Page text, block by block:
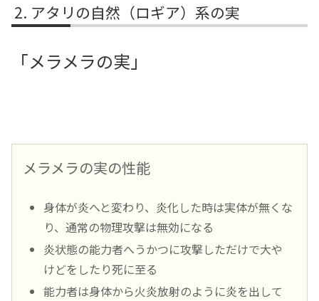
アタリの自然（ロギア）系の実
「メラメラの実」
メラメラの実の性能
身体が炎へと変わり、炎化した時は実体が無くな
り、通常の物理攻撃は無効になる
炎状態の能力者へうかつに攻撃しただけで大や
けどをしたり死に至る
能力者は身体から火炎放射のように炎を出して